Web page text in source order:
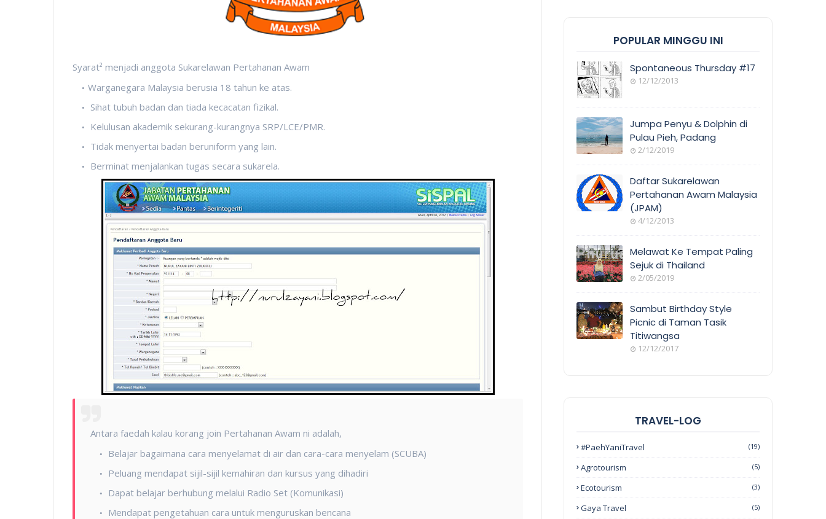
Syarat² menjadi anggota Sukarelawan Pertahanan Awam
Warganegara Malaysia berusia 18 tahun ke atas.
Sihat tubuh badan dan tiada kecacatan fizikal.
Kelulusan akademik sekurang-kurangnya SRP/LCE/PMR.
Tidak menyertai badan beruniform yang lain.
Berminat menjalankan tugas secara sukarela.
Antara faedah kalau korang join Pertahanan Awam ni adalah,
Belajar bagaimana cara menyelamat di air dan cara-cara menyelam (SCUBA)
Peluang mendapat sijil-sijil kemahiran dan kursus yang dihadiri
Dapat belajar berhubung melalui Radio Set (Komunikasi)
Mendapat pengetahuan cara untuk menguruskan bencana
POPULAR MINGGU INI
Spontaneous Thursday #17
12/12/2013
Jumpa Penyu & Dolphin di
Pulau Pieh, Padang
2/12/2019
Daftar Sukarelawan
Pertahanan Awam Malaysia
(JPAM)
4/12/2013
Melawat Ke Tempat Paling
Sejuk di Thailand
2/05/2019
Sambut Birthday Style
Picnic di Taman Tasik
Titiwangsa
12/12/2017
TRAVEL-LOG
#PaehYaniTravel (19)
Agrotourism (5)
Ecotourism (3)
Gaya Travel (5)